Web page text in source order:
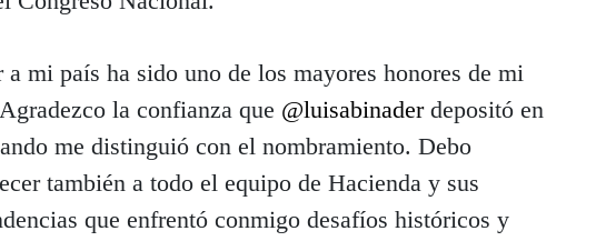
a mi país ha sido uno de los mayores honores de mi
la confianza que @luisabinaderdepositó en
me distinguió con el nombramiento. Debo
también a todo el equipo de Hacienda y sus
que enfrentó conmigo desafíos históricos y